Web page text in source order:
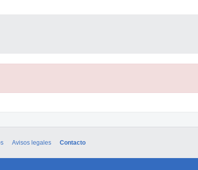
Avisos legales Contacto